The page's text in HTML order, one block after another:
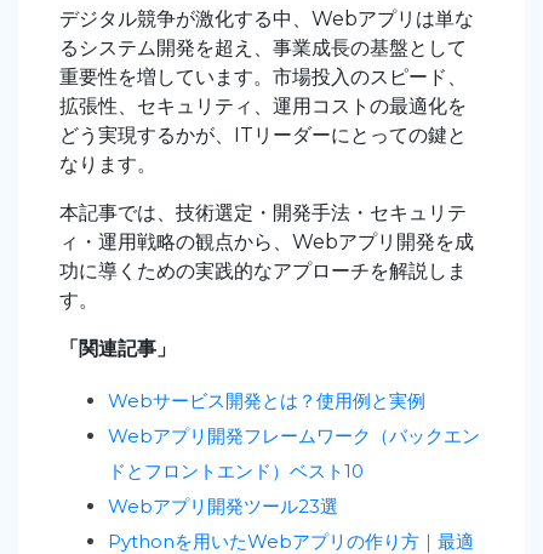
デジタル競争が激化する中、Webアプリは単な
るシステム開発を超え、事業成長の基盤として
重要性を増しています。市場投入のスピード、
拡張性、セキュリティ、運用コストの最適化を
どう実現するかが、ITリーダーにとっての鍵と
なります。
本記事では、技術選定・開発手法・セキュリテ
ィ・運用戦略の観点から、Webアプリ開発を成
功に導くための実践的なアプローチを解説しま
す。
「関連記事」
Webサービス開発とは？使用例と実例
Webアプリ開発フレームワーク（バックエン
ドとフロントエンド）ベスト10
Webアプリ開発ツール23選
Pythonを用いたWebアプリの作り方｜最適